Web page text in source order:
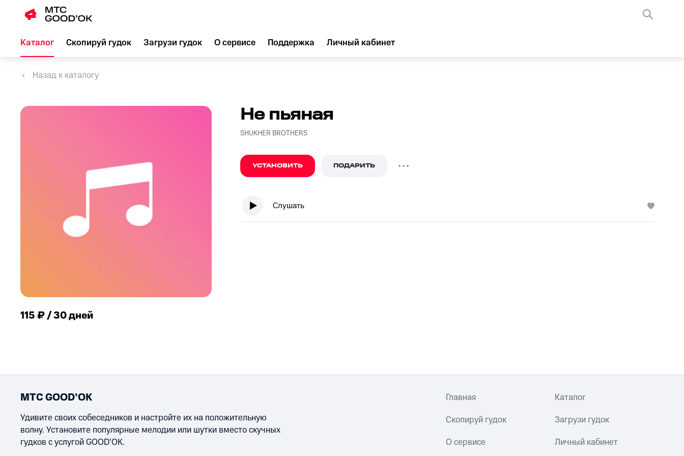
Каталог Скопируй гудок Загрузи гудок О сервисе Поддержка Личный кабинет
Назад к каталогу
115 ₽ / 30 дней
Не пьяная
SHUKHER BROTHERS
УСТАНОВИТЬ ПОДАРИТЬ
Слушать
МТС GOOD’OK
Удивите своих собеседников и настройте их на положительную
волну. Установите популярные мелодии или шутки вместо скучных
гудков с услугой GOOD’OK.
Главная Каталог
Скопируй гудок Загрузи гудок
О сервисе Личный кабинет